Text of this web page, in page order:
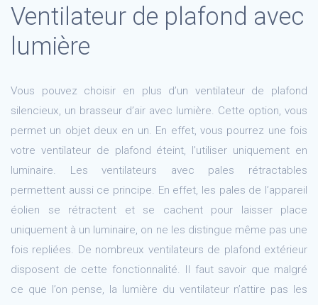
Ventilateur de plafond avec
lumière
Vous pouvez choisir en plus d’un ventilateur de plafond
silencieux, un brasseur d’air avec lumière. Cette option, vous
permet un objet deux en un. En effet, vous pourrez une fois
votre ventilateur de plafond éteint, l’utiliser uniquement en
luminaire. Les ventilateurs avec pales rétractables
permettent aussi ce principe. En effet, les pales de l’appareil
éolien se rétractent et se cachent pour laisser place
uniquement à un luminaire, on ne les distingue même pas une
fois repliées. De nombreux ventilateurs de plafond extérieur
disposent de cette fonctionnalité. Il faut savoir que malgré
ce que l’on pense, la lumière du ventilateur n’attire pas les